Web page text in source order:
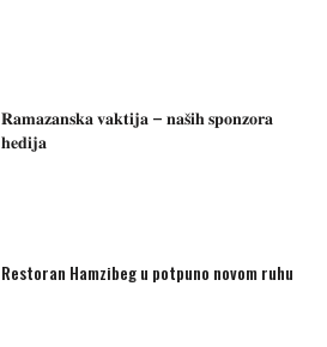
𝐑𝐚𝐦𝐚𝐳𝐚𝐧𝐬𝐤𝐚 𝐯𝐚𝐤𝐭𝐢𝐣𝐚 – 𝐧𝐚𝐬̌𝐢𝐡 𝐬𝐩𝐨𝐧𝐳𝐨𝐫𝐚
𝐡𝐞𝐝𝐢𝐣𝐚
Restoran Hamzibeg u potpuno novom ruhu